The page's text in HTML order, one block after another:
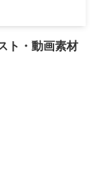
ト・動画素材